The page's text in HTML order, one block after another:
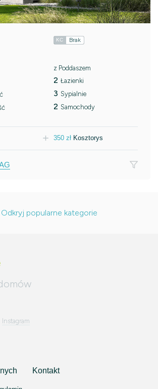
KC Brak
z Poddaszem
2 Łazienki
3 Sypialnie
2 Samochody
350 zł Kosztorys
Odkryj popularne kategorie
Instagram
Kontakt